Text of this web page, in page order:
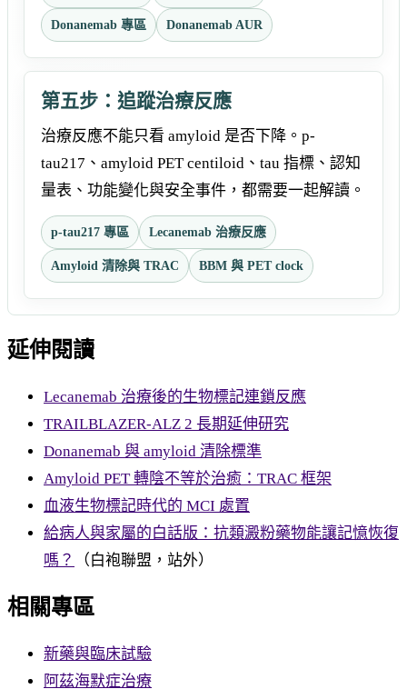
Donanemab 專區 Donanemab AUR
第五步：追蹤治療反應
治療反應不能只看 amyloid 是否下降。p-
tau217、amyloid PET centiloid、tau 指標、認知
量表、功能變化與安全事件，都需要一起解讀。
p-tau217 專區 Lecanemab 治療反應
Amyloid 清除與 TRAC BBM 與 PET clock
延伸閱讀
Lecanemab 治療後的生物標記連鎖反應
TRAILBLAZER-ALZ 2 長期延伸研究
Donanemab 與 amyloid 清除標準
Amyloid PET 轉陰不等於治癒：TRAC 框架
血液生物標記時代的 MCI 處置
給病人與家屬的白話版：抗類澱粉藥物能讓記憶恢復
嗎？
（白袍聯盟，站外）
相關專區
新藥與臨床試驗
阿茲海默症治療